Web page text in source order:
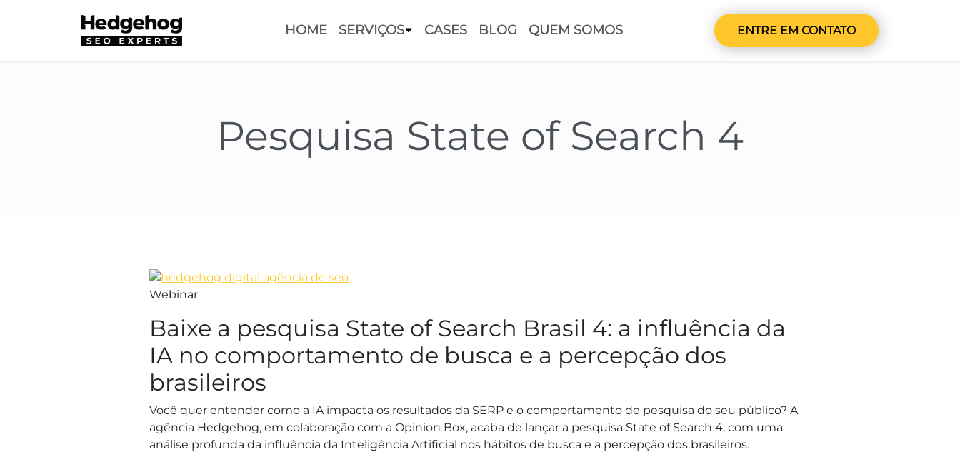
HOME SERVIÇOS CASES BLOG QUEM SOMOS ENTRE EM CONTATO
Pesquisa State of Search 4
Webinar
Baixe a pesquisa State of Search Brasil 4: a influência da
IA no comportamento de busca e a percepção dos
brasileiros
Você quer entender como a IA impacta os resultados da SERP e o comportamento de pesquisa do seu público? A
agência Hedgehog, em colaboração com a Opinion Box, acaba de lançar a pesquisa State of Search 4, com uma
análise profunda da influência da Inteligência Artificial nos hábitos de busca e a percepção dos brasileiros.